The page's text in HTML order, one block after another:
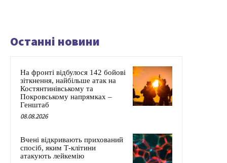
Останні новини
На фронті відбулося 142 бойові
зіткнення, найбільше атак на
Костянтинівському та
Покровському напрямках –
Генштаб
08.08.2026
Вчені відкривають прихований
спосіб, яким Т-клітини
атакують лейкемію